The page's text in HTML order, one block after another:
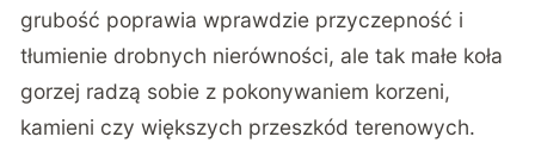
grubość poprawia wprawdzie przyczepność i
tłumienie drobnych nierówności, ale tak małe koła
gorzej radzą sobie z pokonywaniem korzeni,
kamieni czy większych przeszkód terenowych.